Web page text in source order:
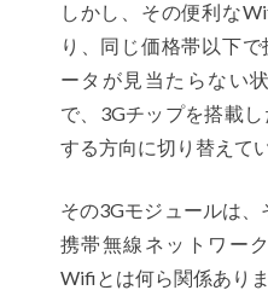
しかし、その便利な
り、同じ価格帯以下
ータが見当たらない
で、3Gチップを搭載
する方向に切り替えて
その3Gモジュールは
携帯無線ネットワー
Wifiとは何ら関係ありま